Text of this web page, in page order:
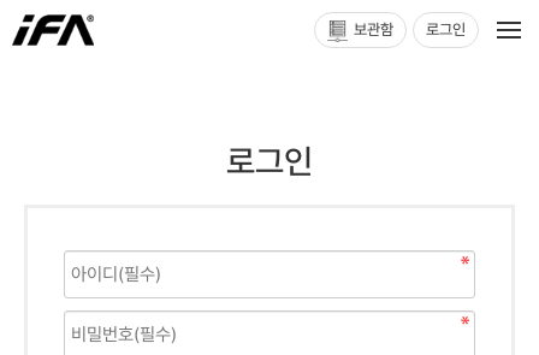
보관함 로그인
로그인